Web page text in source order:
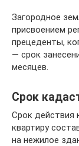
Загородное
присвоением
прецеденты,
— срок
месяцев.
Срок
Срок действия
квартиру
на нежилое